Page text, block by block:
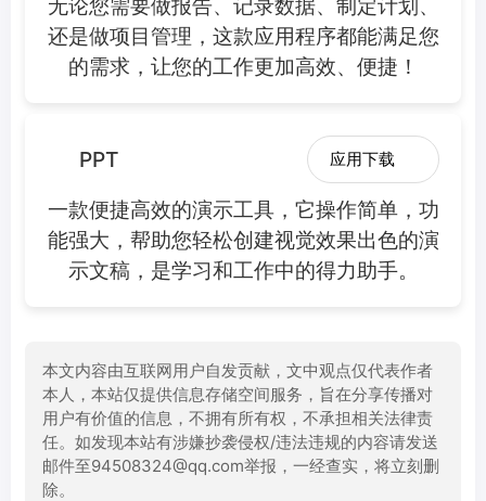
还是做项目管理，这款应用程序都能满足您
的需求，让您的工作更加高效、便捷！
PPT 应用下载
一款便捷高效的演示工具，它操作简单，功
能强大，帮助您轻松创建视觉效果出色的演
示文稿，是学习和工作中的得力助手。
本文内容由互联网用户自发贡献，文中观点仅代表作者
本人，本站仅提供信息存储空间服务，旨在分享传播对
用户有价值的信息，不拥有所有权，不承担相关法律责
任。如发现本站有涉嫌抄袭侵权/违法违规的内容请发送
邮件至94508324@qq.com举报，一经查实，将立刻删
除。